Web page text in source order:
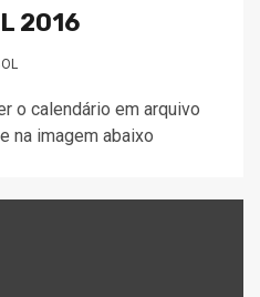
2016
o calendário em arquivo
na imagem abaixo